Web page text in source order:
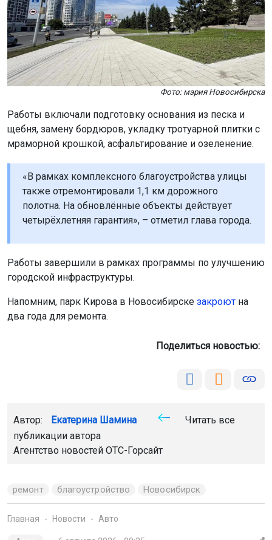
Фото: мэрия Новосибирска
Работы включали подготовку основания из песка и
щебня, замену бордюров, укладку тротуарной плитки с
мраморной крошкой, асфальтирование и озеленение.
«В рамках комплексного благоустройства улицы
также отремонтировали 1,1 км дорожного
полотна. На обновлённые объекты действует
четырёхлетняя гарантия», – отметил глава города.
Работы завершили в рамках программы по улучшению
городской инфраструктуры.
Напомним, парк Кирова в Новосибирске закроют на
два года для ремонта.
Поделиться новостью:
Автор: Екатерина Шамина
Читать все
публикации автора
Агентство новостей ОТС-Горсайт
ремонт благоустройство Новосибирск
Главная Новости Авто